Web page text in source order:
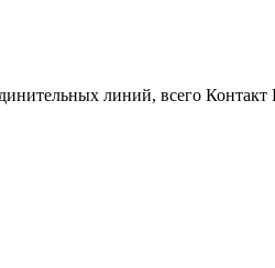
линий, всего